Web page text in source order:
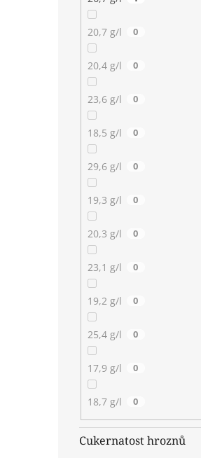
20,7 g/l 0
20,4 g/l 0
23,6 g/l 0
18,5 g/l 0
29,6 g/l 0
19,3 g/l 0
20,3 g/l 0
23,1 g/l 0
19,2 g/l 0
25,4 g/l 0
17,9 g/l 0
18,7 g/l 0
Cukernatost hroznů